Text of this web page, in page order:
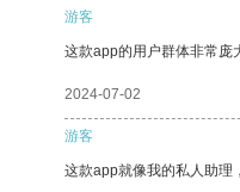
游客
这款app的用户群体非常庞
2024-07-02
游客
这款app就像我的私人助理